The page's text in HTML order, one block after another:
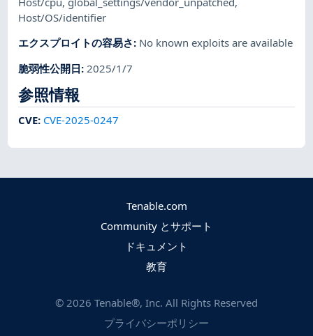
Host/OS/identifier
エクスプロイトの容易さ: No known exploits are available
脆弱性公開日: 2025/1/7
参照情報
CVE: CVE-2025-0247
Tenable.com
Community とサポート
ドキュメント
教育
© 2026 Tenable®, Inc. All Rights Reserved
プライバシーポリシー